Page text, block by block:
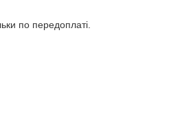
по передоплаті.